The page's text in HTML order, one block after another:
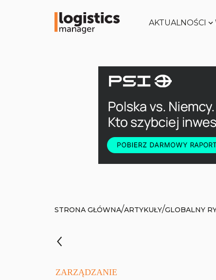
AKTUALNOŚCI
STRONA GŁÓWNA/ARTYKUŁY/GLOBALNY
ZARZĄDZANIE